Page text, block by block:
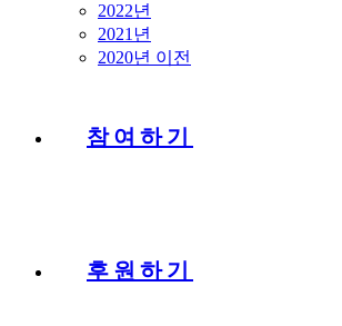
2022년
2021년
2020년 이전
참여하기
후원하기